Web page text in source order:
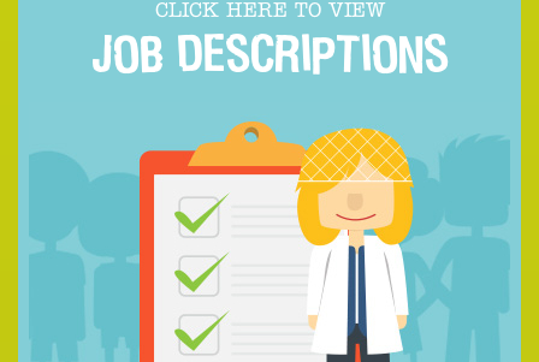
CLICK HERE TO VIEW
JOB DESCRIPTIONS